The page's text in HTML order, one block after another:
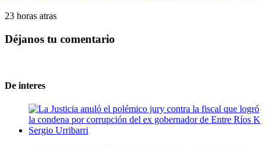
23 horas atras
Déjanos tu comentario
De interes